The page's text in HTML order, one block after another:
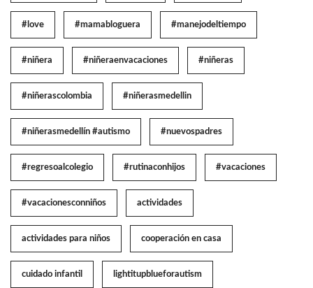
#love #mamabloguera #manejodeltiempo
#niñera #niñeraenvacaciones #niñeras
#niñerascolombia #niñerasmedellin
#niñerasmedellín #autismo #nuevospadres
#regresoalcolegio #rutinaconhijos #vacaciones
#vacacionesconniños actividades
actividades para niños cooperación en casa
cuidado infantil lightitupblueforautism